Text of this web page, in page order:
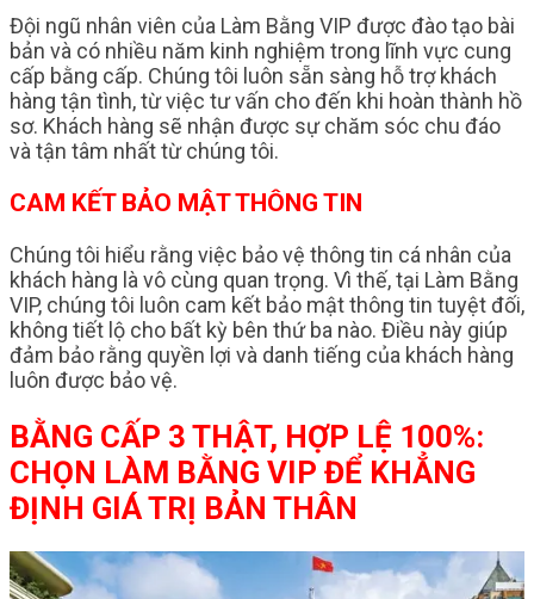
Đội ngũ nhân viên của Làm Bằng VIP được đào tạo bài
bản và có nhiều năm kinh nghiệm trong lĩnh vực cung
cấp bằng cấp. Chúng tôi luôn sẵn sàng hỗ trợ khách
hàng tận tình, từ việc tư vấn cho đến khi hoàn thành hồ
sơ. Khách hàng sẽ nhận được sự chăm sóc chu đáo
và tận tâm nhất từ chúng tôi.
CAM KẾT BẢO MẬT THÔNG TIN
Chúng tôi hiểu rằng việc bảo vệ thông tin cá nhân của
khách hàng là vô cùng quan trọng. Vì thế, tại Làm Bằng
VIP, chúng tôi luôn cam kết bảo mật thông tin tuyệt đối,
không tiết lộ cho bất kỳ bên thứ ba nào. Điều này giúp
đảm bảo rằng quyền lợi và danh tiếng của khách hàng
luôn được bảo vệ.
BẰNG CẤP 3 THẬT, HỢP LỆ 100%:
CHỌN LÀM BẰNG VIP ĐỂ KHẲNG
ĐỊNH GIÁ TRỊ BẢN THÂN